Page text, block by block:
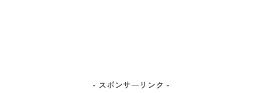
- スポンサーリンク -